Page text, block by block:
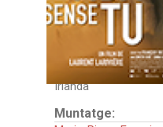
Leo Hanna
Alemanya
França
Irlanda
Muntatge: